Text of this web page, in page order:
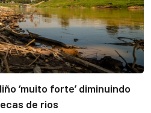
‘muito forte’ diminuindo
de rios